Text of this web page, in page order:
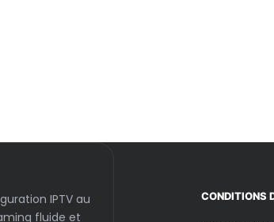
au
IPTV au
fluide et
CONDITIONS